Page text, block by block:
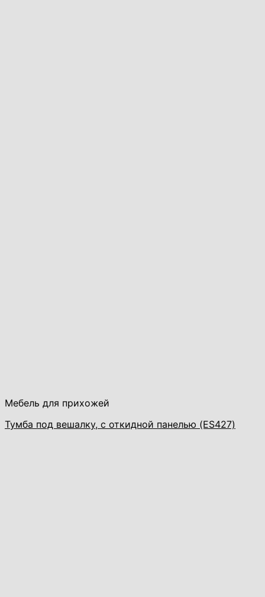
Мебель для прихожей
Тумба под вешалку, с откидной панелью (ES427)